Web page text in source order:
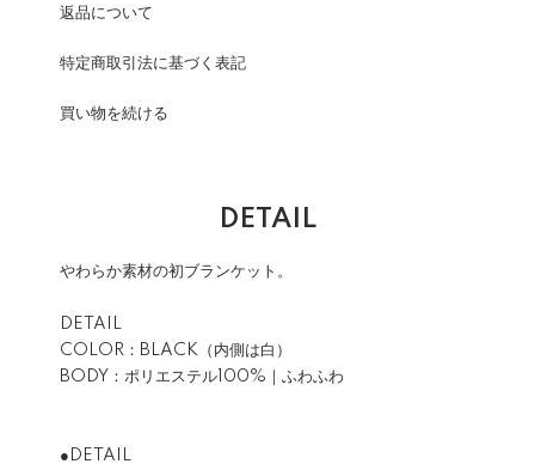
返品について
特定商取引法に基づく表記
買い物を続ける
DETAIL
やわらか素材の初ブランケット。
DETAIL
COLOR：BLACK（内側は白）
BODY：ポリエステル100%｜ふわふわ
●DETAIL